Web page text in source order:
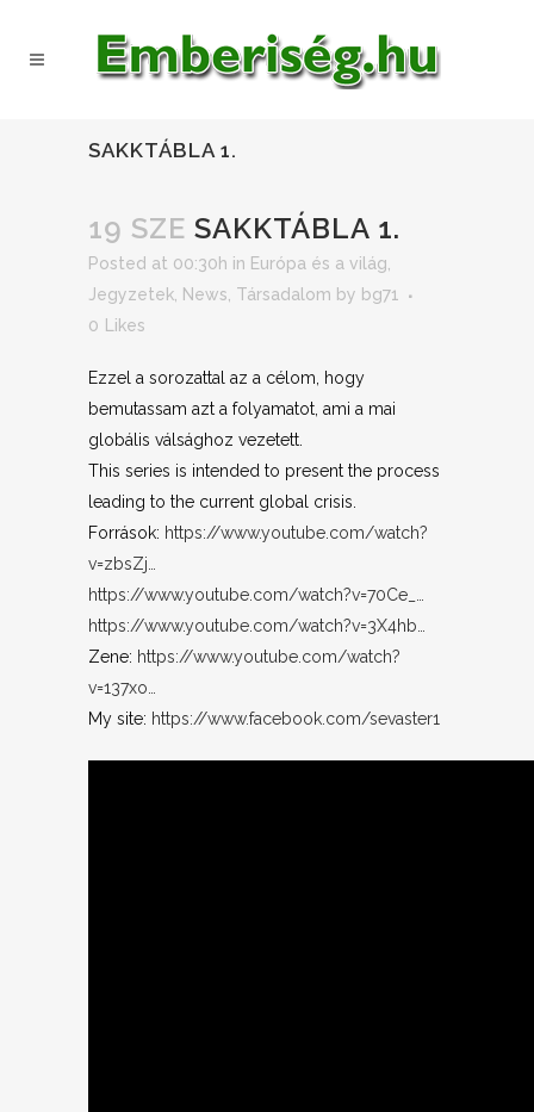
SAKKTÁBLA 1.
19 SZE SAKKTÁBLA 1.
Posted at 00:30h in Európa és a világ
Jegyzetek News Társadalom by bg71
0
Likes
Ezzel a sorozattal az a célom, hogy
bemutassam azt a folyamatot, ami a mai
globális válsághoz vezetett.
This series is intended to present the process
leading to the current global crisis.
Források: https://www.youtube.com/watch?
v=zbsZj…
https://www.youtube.com/watch?v=70Ce_…
https://www.youtube.com/watch?v=3X4hb…
Zene: https://www.youtube.com/watch?
v=137xo…
My site: https://www.facebook.com/sevaster1